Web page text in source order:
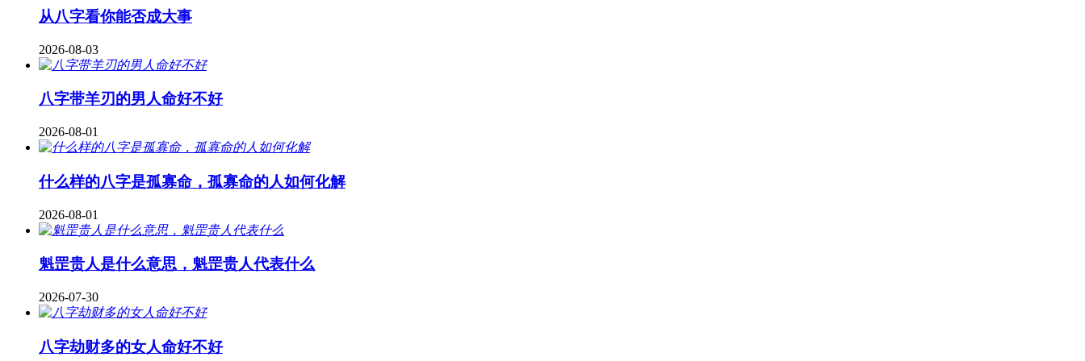
从八字看你能否成大事
2026-08-03
八字带羊刃的男人命好不好
2026-08-01
什么样的八字是孤寡命，孤寡命的人如何化解
2026-08-01
魁罡贵人是什么意思，魁罡贵人代表什么
2026-07-30
八字劫财多的女人命好不好